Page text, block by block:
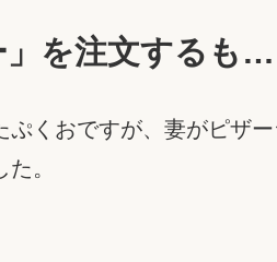
」を注文するも…
くおですが、妻がピザ
。